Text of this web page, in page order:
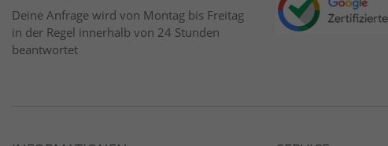
Deine Anfrage wird von Montag bis Freitag
in der Regel innerhalb von 24 Stunden
beantwortet